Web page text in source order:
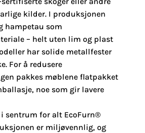
kilder. I produksjonen
hampetau som
– helt uten lim og plast
har solide metallfester
For å redusere
pakkes møblene flatpakket
noe som gir lavere
sentrum for alt EcoFurn®
er miljøvennlig, og